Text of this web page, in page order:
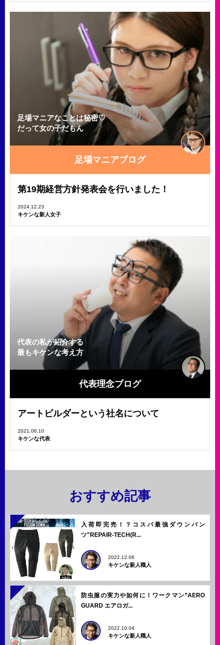
足場マニアなことは秘密♡
だって女の子だもん
足場マニアブログ
第19期経営方針発表会を行いました！
2024.12.23
キケンな新人女子
代表の私が紹介する
最もキケンな考え方
代表理念ブログ
アートビルダーという社名について
2021.06.10
キケンな代表
おすすめ記事
入荷即完売！？コスパ最強ダウンパン
ツ"REPAIR-TECH(R...
2022.12.06
キケンな新人職人
防虫服の実力や如何に！ワークマン”AERO
GUARD エアロガ...
2022.10.04
キケンな新人職人